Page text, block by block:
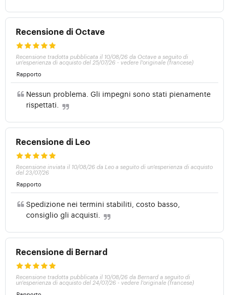
Recensione di Octave
Recensione tradotta pubblicata il 10/08/26 da Octave a seguito di
un'esperienza di acquisto del 25/07/26 - vedere l'originale (francese)
Rapporto
Nessun problema. Gli impegni sono stati pienamente
rispettati.
Recensione di Leo
Recensione inviata il 10/08/26 da Leo a seguito di un'esperienza di acquisto
del 23/07/26
Rapporto
Spedizione nei termini stabiliti, costo basso,
consiglio gli acquisti.
Recensione di Bernard
Recensione tradotta pubblicata il 10/08/26 da Bernard a seguito di
un'esperienza di acquisto del 24/07/26 - vedere l'originale (francese)